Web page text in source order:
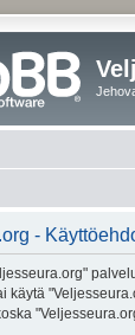
-
käytä